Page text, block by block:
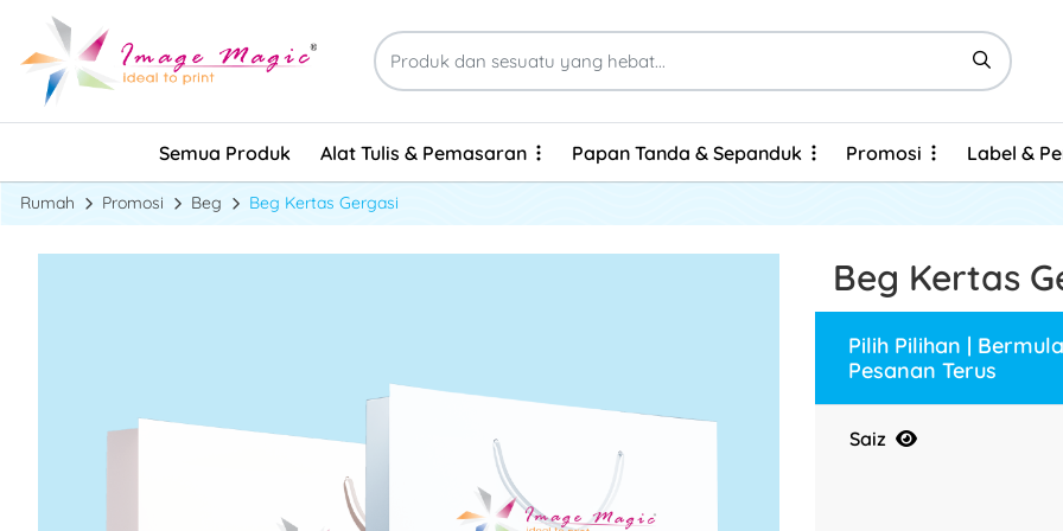
Semua Produk Alat Tulis & Pemasaran
Alat Tulis & Pemasaran Papan Tanda & Sepanduk
Papan Tanda & Sepanduk Promosi
Promosi Label &
Label &
Rumah Promosi Beg Beg Kertas Gergasi
Beg Kertas
Pilih Pilihan |
Pesanan Terus
Saiz